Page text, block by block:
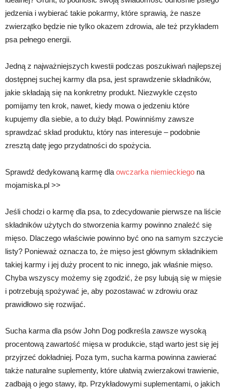
jedzenia i wybierać takie pokarmy, które sprawią, że nasze
zwierzątko będzie nie tylko okazem zdrowia, ale też przykładem
psa pełnego energii.
Jedną z najważniejszych kwestii podczas poszukiwań najlepszej
dostępnej suchej karmy dla psa, jest sprawdzenie składników,
jakie składają się na konkretny produkt. Niezwykle często
pomijamy ten krok, nawet, kiedy mowa o jedzeniu które
kupujemy dla siebie, a to duży błąd. Powinniśmy zawsze
sprawdzać skład produktu, który nas interesuje – podobnie
zresztą datę jego przydatności do spożycia.
Sprawdź dedykowaną karmę dla owczarka niemieckiego na
mojamiska.pl >>
Jeśli chodzi o karmę dla psa, to zdecydowanie pierwsze na liście
składników użytych do stworzenia karmy powinno znaleźć się
mięso. Dlaczego właściwie powinno być ono na samym szczycie
listy? Ponieważ oznacza to, że mięso jest głównym składnikiem
takiej karmy i jej duży procent to nic innego, jak właśnie mięso.
Chyba wszyscy możemy się zgodzić, że psy lubują się w mięsie
i potrzebują spożywać je, aby pozostawać w zdrowiu oraz
prawidłowo się rozwijać.
Sucha karma dla psów John Dog podkreśla zawsze wysoką
procentową zawartość mięsa w produkcie, stąd warto jest się jej
przyjrzeć dokładniej. Poza tym, sucha karma powinna zawierać
także naturalne suplementy, które ułatwią zwierzakowi trawienie,
zadbają o jego stawy, itp. Przykładowymi suplementami, o jakich